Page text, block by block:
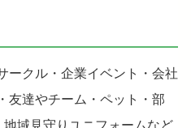
ークル・企業イベント・会社
友達やチーム・ペット・部